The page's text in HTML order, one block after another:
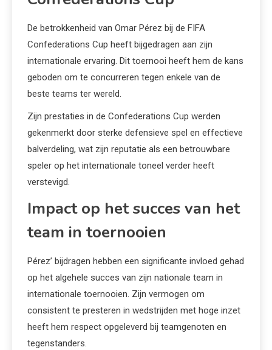
De betrokkenheid van Omar Pérez bij de FIFA
Confederations Cup heeft bijgedragen aan zijn
internationale ervaring. Dit toernooi heeft hem de kans
geboden om te concurreren tegen enkele van de
beste teams ter wereld.
Zijn prestaties in de Confederations Cup werden
gekenmerkt door sterke defensieve spel en effectieve
balverdeling, wat zijn reputatie als een betrouwbare
speler op het internationale toneel verder heeft
verstevigd.
Impact op het succes van het
team in toernooien
Pérez’ bijdragen hebben een significante invloed gehad
op het algehele succes van zijn nationale team in
internationale toernooien. Zijn vermogen om
consistent te presteren in wedstrijden met hoge inzet
heeft hem respect opgeleverd bij teamgenoten en
tegenstanders.